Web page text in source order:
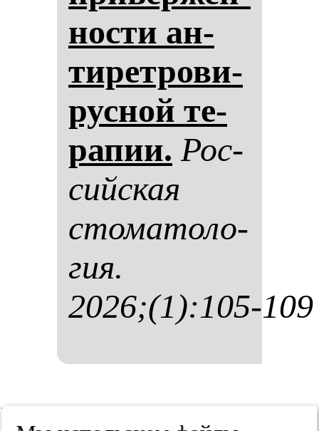
нос­ти ан­
ти­рет­ро­ви­
рус­ной те­
ра­пии. Рос­
сий­ская
сто­ма­то­ло­
гия.
2026;(1):105-109